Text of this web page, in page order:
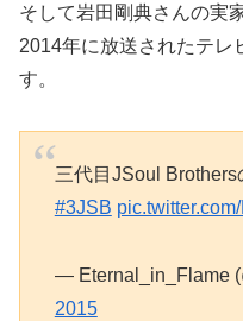
そして岩田剛典さんの実
2014年に放送されたテレ
す。
三代目JSoul
#3JSB
— Eternal_in_Flame
2015